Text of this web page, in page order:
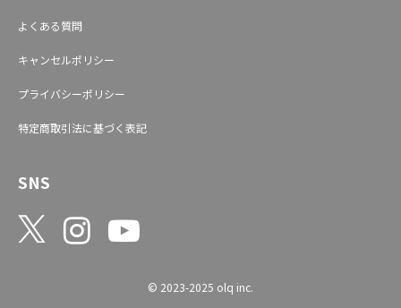
よくある質問
キャンセルポリシー
プライバシーポリシー
特定商取引法に基づく表記
SNS
© 2023-2025 olq inc.